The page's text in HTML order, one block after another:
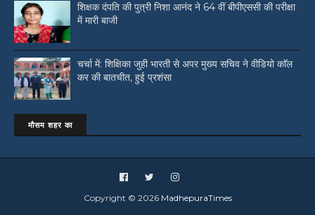
शिक्षक दंपति की पुत्री निशा आनंद ने 64 वीं बीपीएससी की परीक्षा
में मारी बाजी
चर्चा में: शिक्षिका जुही भारती से अपर मुख्य सचिव ने वीडियो काॅल
कर की बातचीत, हुई प्रशंसा
मौसम शहर का
Copyright © 2026 MadhepuraTimes